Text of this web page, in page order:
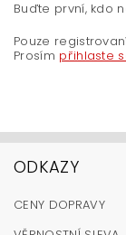
Buďte první, kdo
Pouze
Prosím přihlaste
ODKAZY
CENY DOPRAVY